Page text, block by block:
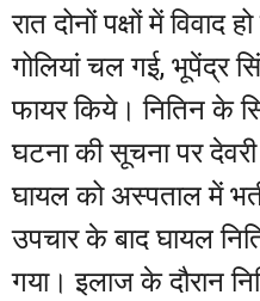
रात दोनों पक्षों में विवाद
गोलियां चल गई, भूपेंद्र
फायर किये। नितिन के
घटना की सूचना पर
घायल को अस्पताल में
उपचार के बाद घायल
गया। इलाज के दौरान